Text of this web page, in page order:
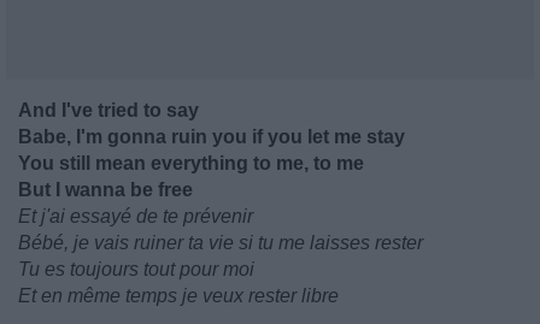
And I've tried to say
Babe, I'm gonna ruin you if you let me stay
You still mean everything to me, to me
But I wanna be free
Et j'ai essayé de te prévenir
Bébé, je vais ruiner ta vie si tu me laisses rester
Tu es toujours tout pour moi
Et en même temps je veux rester libre